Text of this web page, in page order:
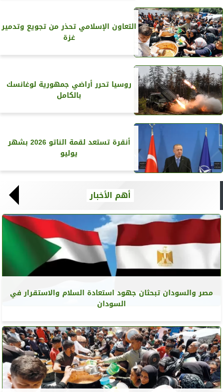
التعاون الإسلامي تحذر من تجويع وتدمير
غزة
روسيا تحرر أراضي جمهورية لوغانسك
بالكامل
أنقرة تستعد لقمة الناتو 2026 بشهر
يوليو
أهم الأخبار
مصر والسودان تبحثان جهود استعادة السلام والاستقرار في
السودان